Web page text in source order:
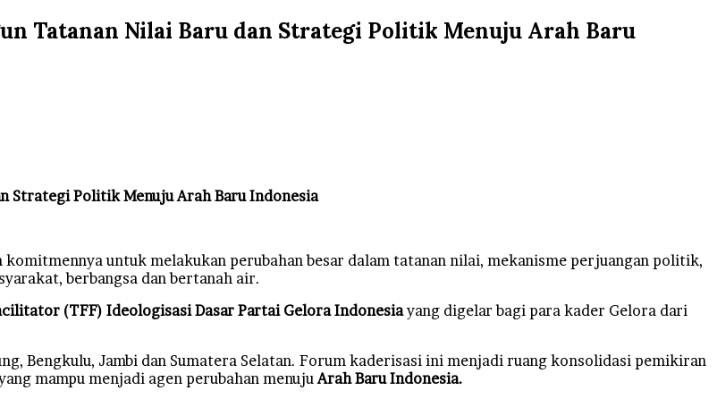
Tatanan Nilai Baru dan Strategi Politik Menuju Arah Baru
Strategi Politik Menuju Arah Baru Indonesia
untuk melakukan perubahan besar dalam tatanan nilai, mekanisme perjuangan politik,
berbangsa dan bertanah air.
(TFF) Ideologisasi Dasar Partai Gelora Indonesiayang digelar bagi para kader Gelora dari
Bengkulu, Jambi dan Sumatera Selatan. Forum kaderisasi ini menjadi ruang konsolidasi pemikiran
mampu menjadi agen perubahan menuju Arah Baru Indonesia.